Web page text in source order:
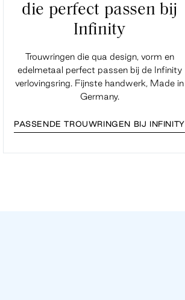
die perfect passen bij
Infinity
Trouwringen die qua design, vorm en
edelmetaal perfect passen bij de Infinity
verlovingsring. Fijnste handwerk, Made in
Germany.
PASSENDE TROUWRINGEN BIJ INFINITY